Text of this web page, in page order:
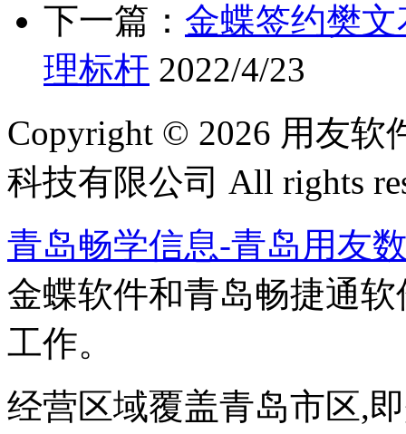
下一篇： 金蝶签约樊
理标杆 2022/4/23
Copyright © 2026 用友
科技有限公司 All rights
青岛畅学信息-青岛用友
金蝶软件和青岛畅捷通
工作。
经营区域覆盖青岛市区,